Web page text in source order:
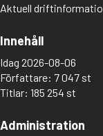
Aktuell
Innehåll
Idag 2026-08-06
Författare: 7 047 st
Titlar: 185 254 st
Administration